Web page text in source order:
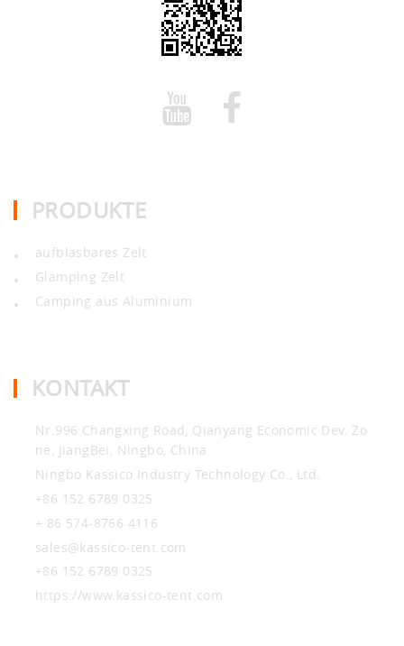
PRODUKTE
• aufblasbares Zelt
• Glamping Zelt
• Camping aus Aluminium
KONTAKT
Nr.996 Changxing Road, Qianyang Economic Dev. Zo
ne, JiangBei, Ningbo, China
Ningbo Kassico Industry Technology Co., Ltd.
+86 152 6789 0325
+ 86 574-8766 4116
sales@kassico-tent.com
+86 152 6789 0325
https://www.kassico-tent.com